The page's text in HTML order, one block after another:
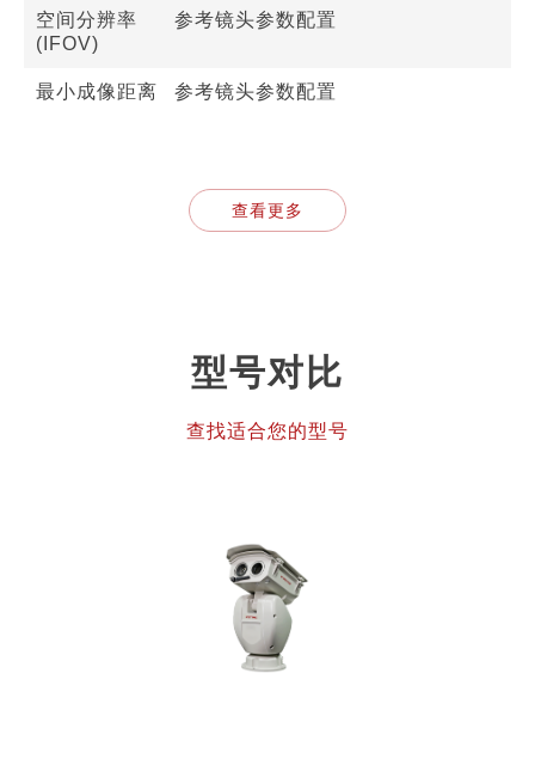
空间分辨率
(IFOV)
参考镜头参数配置
最小成像距离 参考镜头参数配置
查看更多
型号对比
查找适合您的型号